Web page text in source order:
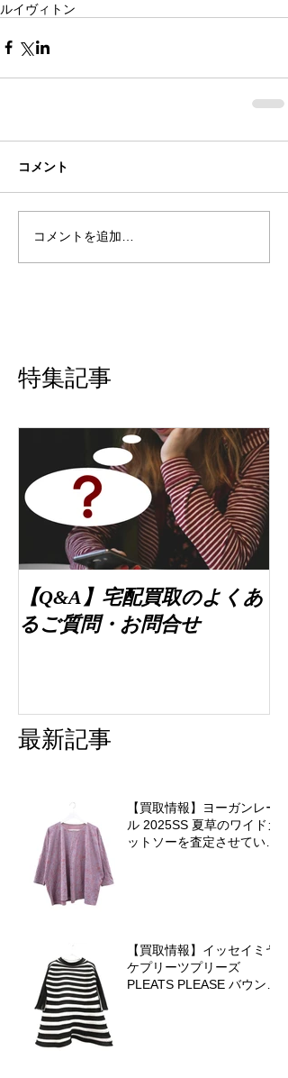
ルイヴィトン
コメント
コメントを追加…
特集記事
【Q&A】宅配買取のよくあ
るご質問・お問合せ
最新記事
【買取情報】ヨーガンレー
ル 2025SS 夏草のワイドカ
ットソーを査定させていた
【買取情報】イッセイミヤ
ケプリーツプリーズ
PLEATS PLEASE バウンス